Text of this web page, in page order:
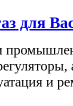
для
и